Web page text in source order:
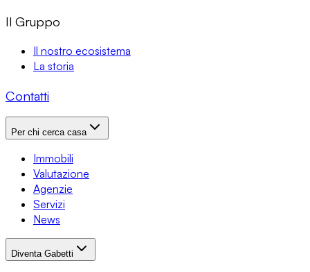
Il Gruppo
Il nostro ecosistema
La storia
Contatti
Per chi cerca casa
Immobili
Valutazione
Agenzie
Servizi
News
Diventa Gabetti